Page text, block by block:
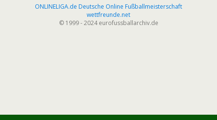
ONLINELIGA.de Deutsche Online Fußballmeisterschaft
wettfreunde.net
© 1999 - 2024 eurofussballarchiv.de